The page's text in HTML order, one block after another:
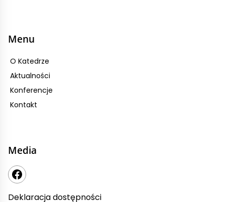
Menu
O Katedrze
Aktualności
Konferencje
Kontakt
Media
Deklaracja dostępności